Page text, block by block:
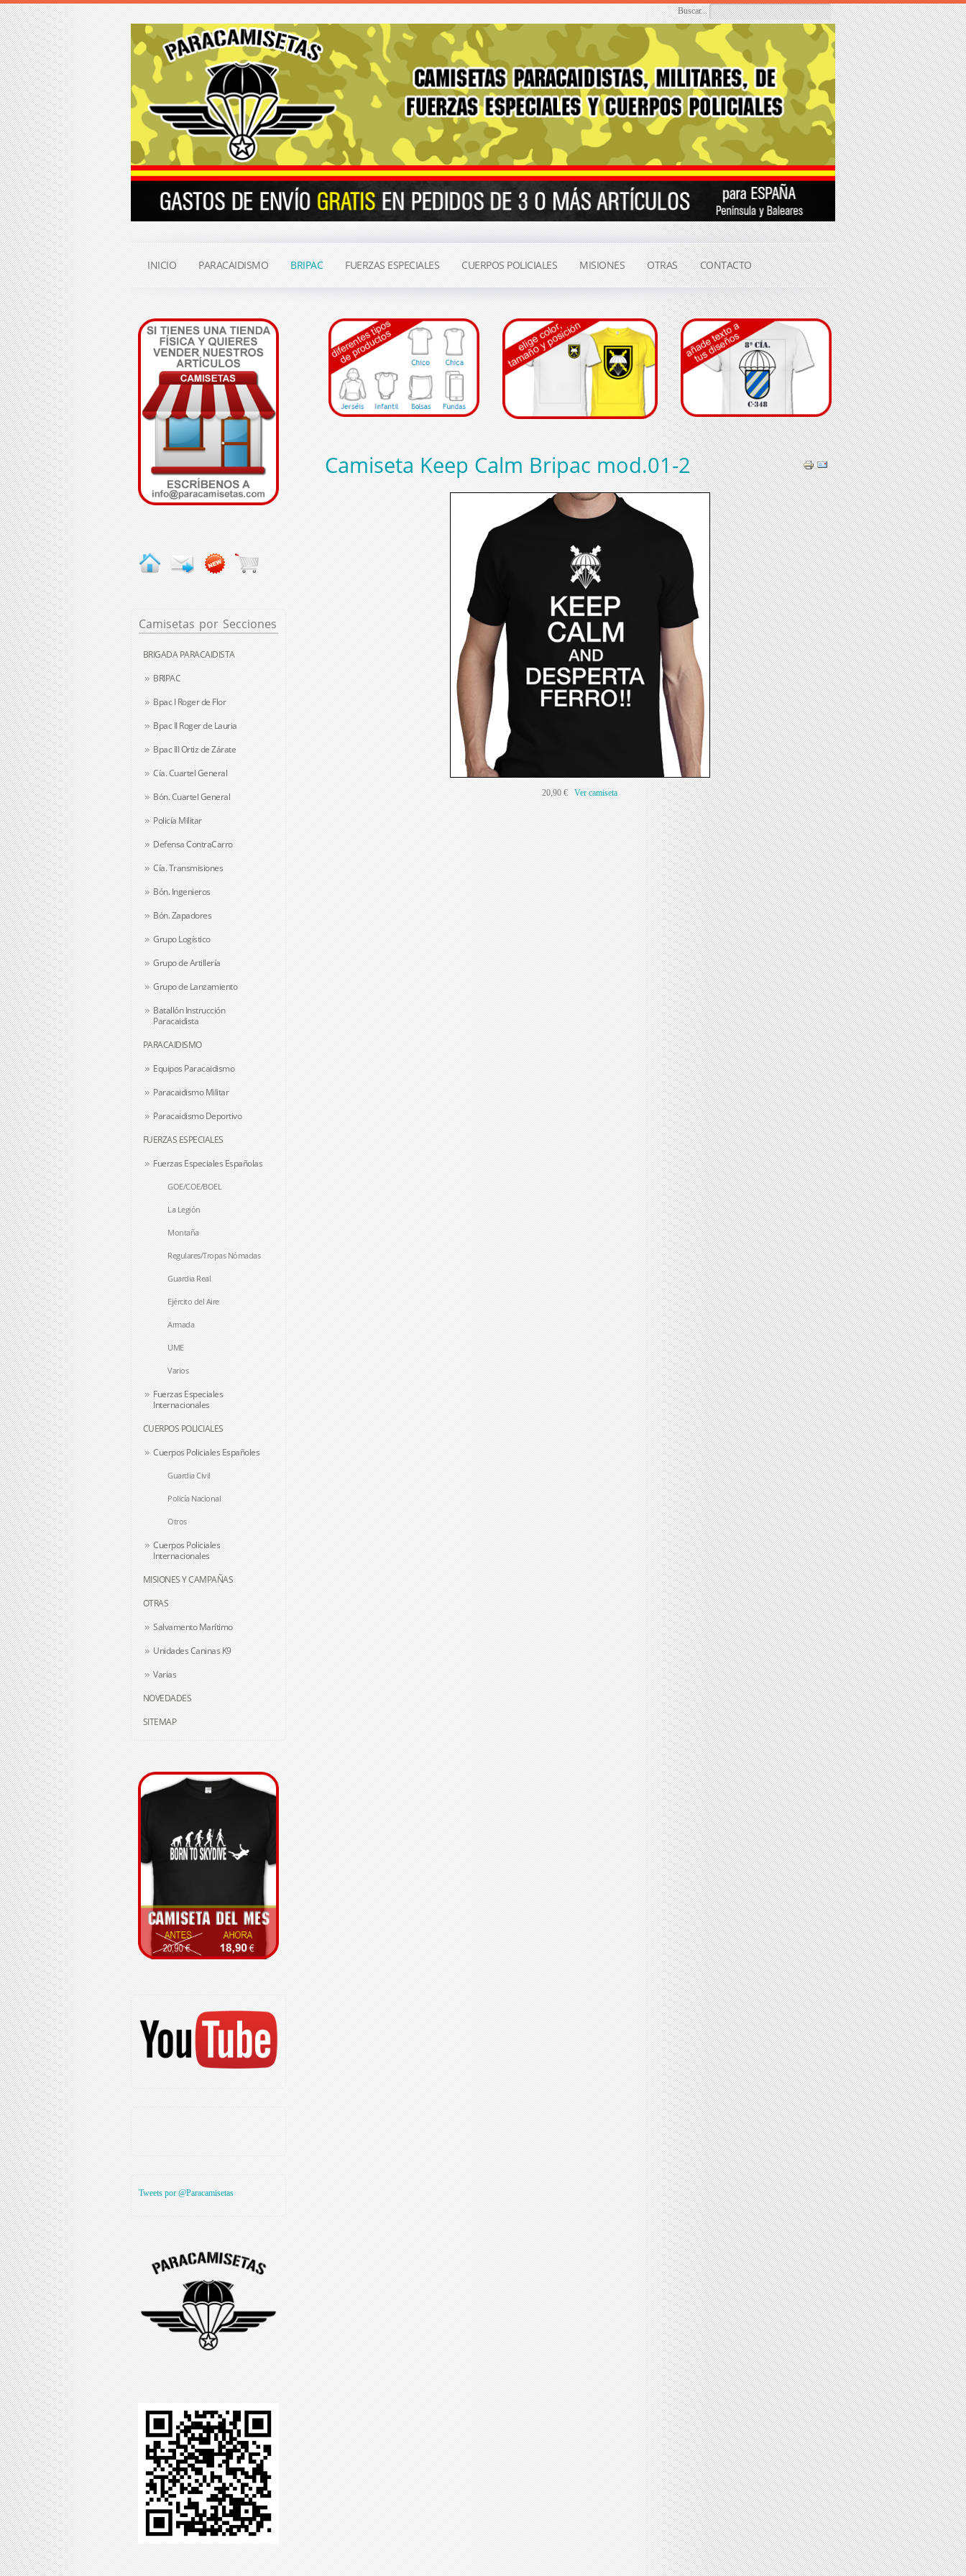
Buscar...
INICIO PARACAIDISMO BRIPAC FUERZAS ESPECIALES CUERPOS POLICIALES MISIONES OTRAS CONTACTO
Camisetas por Secciones
BRIGADA PARACAIDISTA
BRIPAC
Bpac I Roger de Flor
Bpac II Roger de Lauria
Bpac III Ortiz de Zárate
Cía. Cuartel General
Bón. Cuartel General
Policía Militar
Defensa ContraCarro
Cía. Transmisiones
Bón. Ingenieros
Bón. Zapadores
Grupo Logístico
Grupo de Artillería
Grupo de Lanzamiento
Batallón Instrucción
Paracaidista
PARACAIDISMO
Equipos Paracaidismo
Paracaidismo Militar
Paracaidismo Deportivo
FUERZAS ESPECIALES
Fuerzas Especiales Españolas
GOE/COE/BOEL
La Legión
Montaña
Regulares/Tropas Nómadas
Guardia Real
Ejército del Aire
Armada
UME
Varios
Fuerzas Especiales
Internacionales
CUERPOS POLICIALES
Cuerpos Policiales Españoles
Guardia Civil
Policía Nacional
Otros
Cuerpos Policiales
Internacionales
MISIONES Y CAMPAÑAS
OTRAS
Salvamento Marítimo
Unidades Caninas K9
Varias
NOVEDADES
SITEMAP
Tweets por @Paracamisetas
Camiseta Keep Calm Bripac mod.01-2
20,90 €Ver camiseta